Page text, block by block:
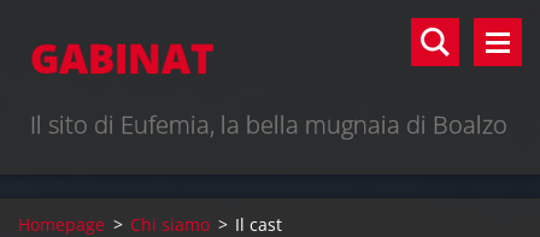
GABINAT
Il sito di Eufemia, la bella mugnaia di Boalzo
Homepage > Chi siamo > Il cast